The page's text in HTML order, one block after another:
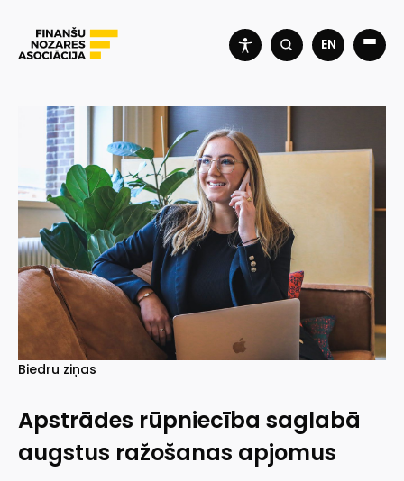
EN
Biedru ziņas
Apstrādes rūpniecība saglabā
augstus ražošanas apjomus